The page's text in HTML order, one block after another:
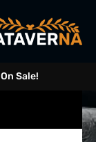
On Sale!